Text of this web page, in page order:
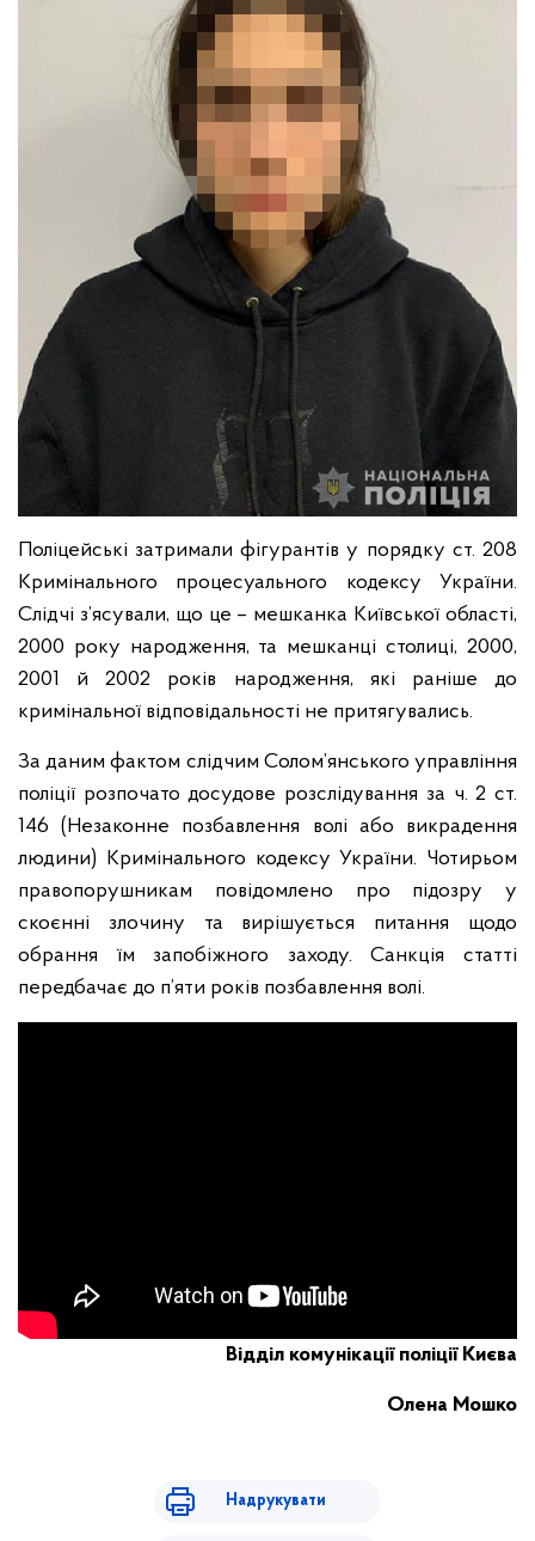
Поліцейські затримали фігурантів у порядку ст. 208
Кримінального процесуального кодексу України.
Слідчі з’ясували, що це – мешканка Київської області,
2000 року народження, та мешканці столиці, 2000,
2001 й 2002 років народження, які раніше до
кримінальної відповідальності не притягувались.
За даним фактом слідчим Солом’янського управління
поліції розпочато досудове розслідування за ч. 2 ст.
146 (Незаконне позбавлення волі або викрадення
людини) Кримінального кодексу України. Чотирьом
правопорушникам повідомлено про підозру у
скоєнні злочину та вирішується питання щодо
обрання їм запобіжного заходу. Санкція статті
передбачає до п’яти років позбавлення волі.
Відділ комунікації поліції Києва
Олена Мошко
Надрукувати